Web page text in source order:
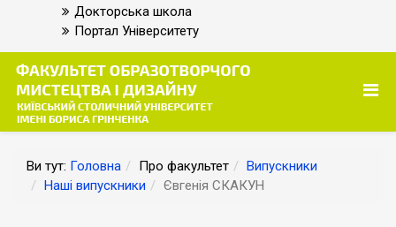
Докторська школа
Портал Університету
Ви тут: Головна Про факультет
Випускники
Наші випускники
Євгенія СКАКУН